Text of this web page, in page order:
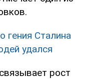
гения Сталина
удался
рост